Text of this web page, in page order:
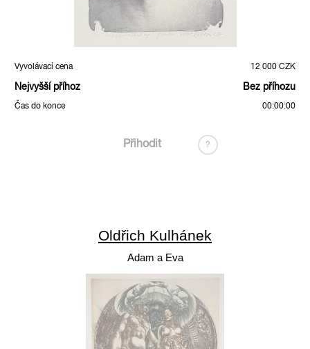
Vyvolávací cena 12 000 CZK
Nejvyšší příhoz Bez příhozu
Čas do konce 00:00:00
Přihodit ?
Oldřich Kulhánek
Adam a Eva